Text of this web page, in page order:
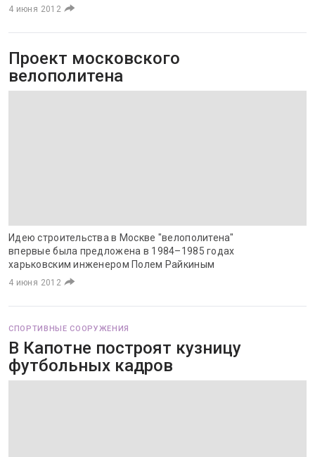
4 июня 2012
Проект московского
велополитена
Идею строительства в Москве "велополитена"
впервые была предложена в 1984–1985 годах
харьковским инженером Полем Райкиным
4 июня 2012
СПОРТИВНЫЕ СООРУЖЕНИЯ
В Капотне построят кузницу
футбольных кадров